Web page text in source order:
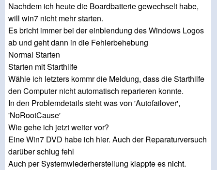
Nachdem ich heute die Boardbatterie gewechselt habe,
will win7 nicht mehr starten.
Es bricht immer bei der einblendung des Windows Logos
ab und geht dann in die Fehlerbehebung
Normal Starten
Starten mit Starthilfe
Wähle ich letzters kommr die Meldung, dass die Starthilfe
den Computer nicht automatisch reparieren konnte.
In den Problemdetails steht was von 'Autofailover',
'NoRootCause'
Wie gehe ich jetzt weiter vor?
Eine Win7 DVD habe ich hier. Auch der Reparaturversuch
darüber schlug fehl
Auch per Systemwiederherstellung klappte es nicht.